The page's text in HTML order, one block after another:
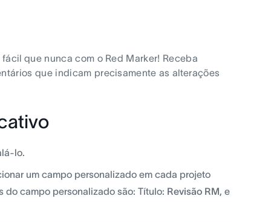
que nunca com o Red Marker! Receba
que indicam precisamente as alterações
lo.
um campo personalizado em cada projeto
do campo personalizado são: Título: Revisão RM, e